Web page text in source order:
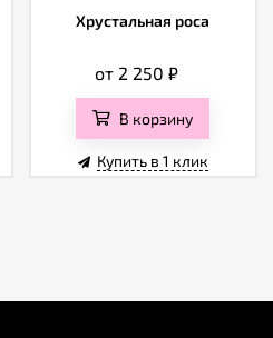
Хрустальная роса
от 2 250 ₽
В корзину
Купить в 1 клик